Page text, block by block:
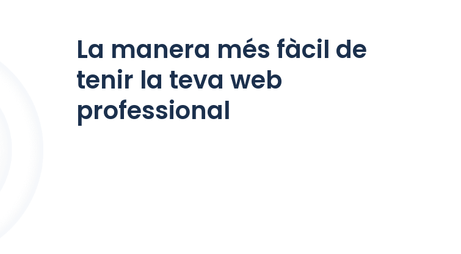
La manera més fàcil de
tenir la teva web
professional